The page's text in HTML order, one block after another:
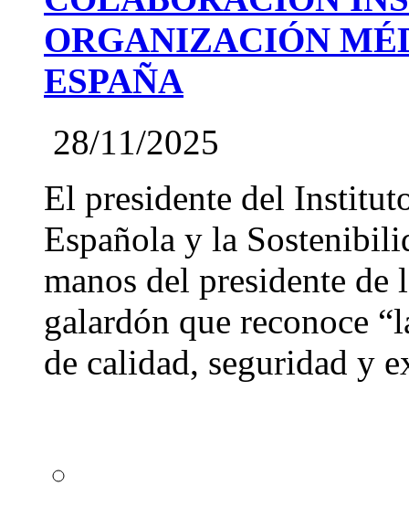
ORGANIZACIÓN
ESPAÑA
28/11/2025
El presidente del
Española y la
manos del presidente de
galardón que reconoce
de calidad, seguridad y